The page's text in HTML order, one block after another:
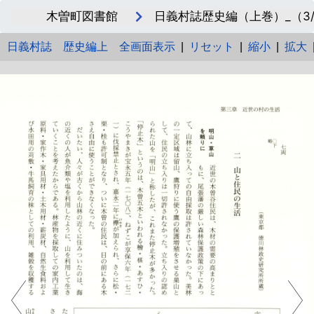
木曽町図書館 日義村誌歴史編（上巻）_（